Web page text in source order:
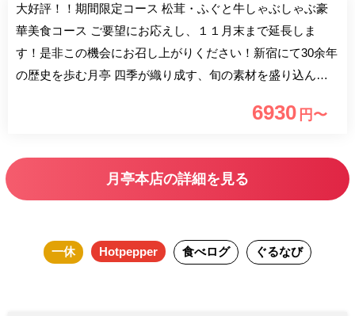
大好評！！期間限定コース 松茸・ふぐと牛しゃぶしゃぶ豪
華美食コース ご要望にお応えし、１１月末まで延長しま
す！是非この機会にお召し上がりください！新宿にて30余年
の歴史を歩む月亭 四季が織り成す、旬の素材を盛り込んだ
牛肉のしゃぶしゃぶ・すき焼きをご堪能下さい ◆飛騨牛銘
感じられる絶品！舌の上でとろける柔らかな肉質は格別の味
わいです。 香ばしく焼き上げた飛騨牛ステーキも人気で
上質な空間 掘りごたつ・座敷・座敷テーブル席の個室がご
6930 円〜
月亭本店の詳細を見る
一休 Hotpepper 食べログ ぐるなび